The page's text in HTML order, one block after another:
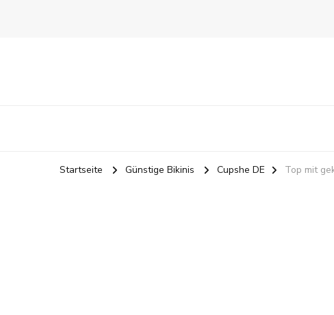
Startseite Günstige Bikinis Cupshe DE Top mit